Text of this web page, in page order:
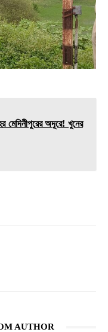
মেদিনীপুরের অদূরে! খুনের
AUTHOR